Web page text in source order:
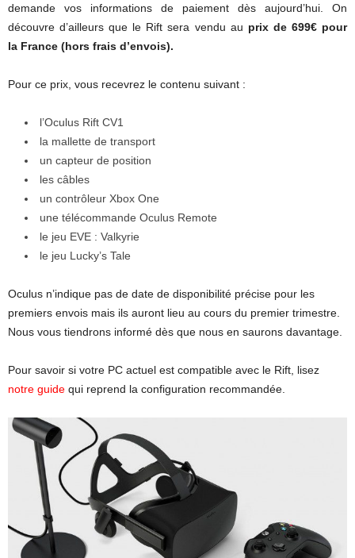
demande vos informations de paiement dès aujourd’hui. On
découvre d’ailleurs que le Rift sera vendu au prix de 699€ pour
la France (hors frais d’envois).
Pour ce prix, vous recevrez le contenu suivant :
l’Oculus Rift CV1
la mallette de transport
un capteur de position
les câbles
un contrôleur Xbox One
une télécommande Oculus Remote
le jeu EVE : Valkyrie
le jeu Lucky’s Tale
Oculus n’indique pas de date de disponibilité précise pour les
premiers envois mais ils auront lieu au cours du premier trimestre.
Nous vous tiendrons informé dès que nous en saurons davantage.
Pour savoir si votre PC actuel est compatible avec le Rift, lisez
notre guide qui reprend la configuration recommandée.